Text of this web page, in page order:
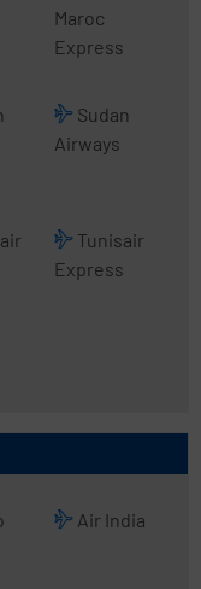
Maroc
Express
Sudan
Airways
Tunisair
Express
Air India